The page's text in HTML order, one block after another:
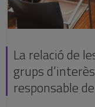
La relació de
grups
responsable